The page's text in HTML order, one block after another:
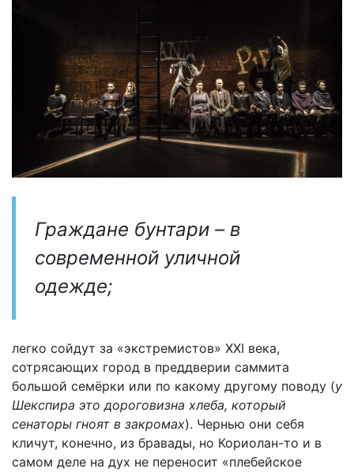
Граждане бунтари – в
современной уличной
одежде;
легко сойдут за «экстремистов» ХХI века,
сотрясающих город в преддверии саммита
большой семёрки или по какому другому поводу (у
Шекспира это дороговизна хлеба, который
сенаторы гноят в закромах). Чернью они себя
кличут, конечно, из бравады, но Кориолан-то и в
самом деле на дух не переносит «плебейское